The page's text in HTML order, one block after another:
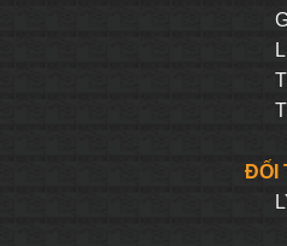
ĐỐI